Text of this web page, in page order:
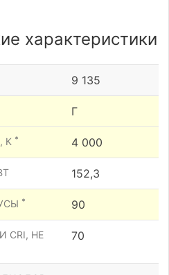
характеристики
9 135
Г
К * 4 000
152,3
* 90
CRI, НЕ
70